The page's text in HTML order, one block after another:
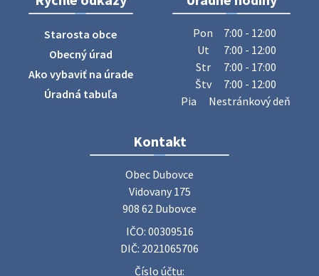
ZBER ŽELEZA
Obecný úrad oznamuje občanom, že v stredu 29. júla 2026
sa v našej obci uskutoční zber železa. Pracovníci Obecného
úradu budú od 8.00 hod. prechádzať obcou a zbierať
železný odpad …
27. júla 2026 06:31
Zájazd do Veľkého Medera
Základná organizácia Únie žien Slovenska Dubovce
srdečne pozýva svoje členky, ich rodinných príslušníkov aj
priateľov na jednodňový zájazd na termálne kúpalisko
Poradne komplexnej pomoci
Starosta obce
Obecný úrad
Ako vybaviť na úrade
Úradná tabuľa
Pon
7:00 - 12:00
Ut
7:00 - 12:00
Str
7:00 - 17:00
Štv
7:00 - 12:00
Pia
Nestránkový deň
Kontakt
Obec Dubovce
Vidovany 175
908 62 Dubovce
IČO: 00309516
DIČ: 2021065706
Číslo účtu: